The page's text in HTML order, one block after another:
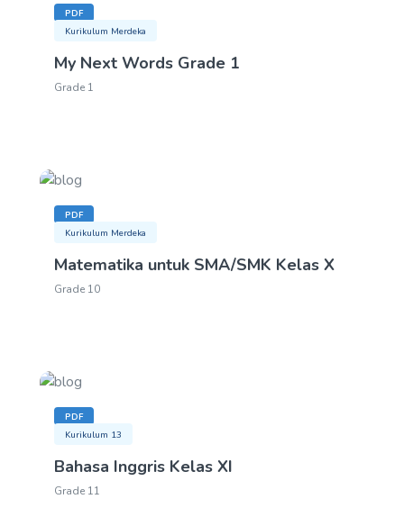
PDF
Kurikulum Merdeka
My Next Words Grade 1
Grade 1
PDF
Kurikulum Merdeka
Matematika untuk SMA/SMK Kelas X
Grade 10
PDF
Kurikulum 13
Bahasa Inggris Kelas XI
Grade 11